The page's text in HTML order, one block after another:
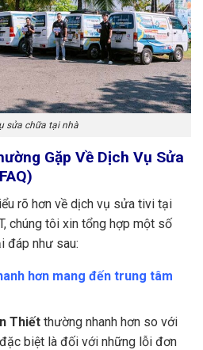
sửa chữa tại nhà
Gặp Về Dịch Vụ Sửa
rõ hơn về dịch vụ sửa tivi tại
chúng tôi xin tổng hợp một số
đáp như sau:
hơn mang đến trung tâm
Thiết thường nhanh hơn so với
biệt là đối với những lỗi đơn